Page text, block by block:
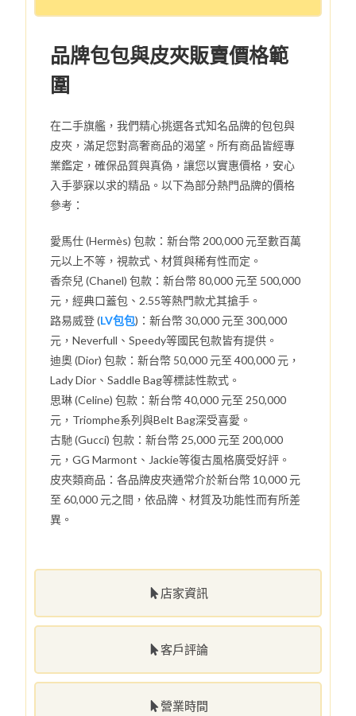
店家資訊
客戶評論
營業時間
品牌包包與皮夾販賣價格範
圍
在二手旗艦，我們精心挑選各式知名品牌的包包與
皮夾，滿足您對高奢商品的渴望。所有商品皆經專
業鑑定，確保品質與真偽，讓您以實惠價格，安心
入手夢寐以求的精品。以下為部分熱門品牌的價格
參考：
愛馬仕 (Hermès) 包款：新台幣 200,000 元至數百萬
元以上不等，視款式、材質與稀有性而定。
香奈兒 (Chanel) 包款：新台幣 80,000 元至 500,000
元，經典口蓋包、2.55等熱門款尤其搶手。
路易威登 (LV包包)：新台幣 30,000 元至 300,000
元，Neverfull、Speedy等國民包款皆有提供。
迪奧 (Dior) 包款：新台幣 50,000 元至 400,000 元，
Lady Dior、Saddle Bag等標誌性款式。
思琳 (Celine) 包款：新台幣 40,000 元至 250,000
元，Triomphe系列與Belt Bag深受喜愛。
古馳 (Gucci) 包款：新台幣 25,000 元至 200,000
元，GG Marmont、Jackie等復古風格廣受好評。
皮夾類商品：各品牌皮夾通常介於新台幣 10,000 元
至 60,000 元之間，依品牌、材質及功能性而有所差
異。